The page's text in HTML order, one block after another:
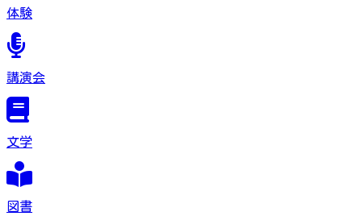
体験
講演会
文学
図書